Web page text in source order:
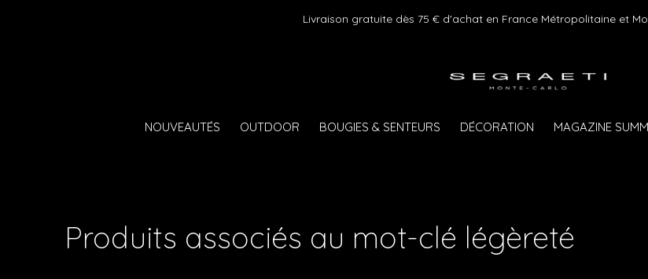
NOUVEAUTÉS OUTDOOR BOUGIES & SENTEURS DÉCORATION MAGAZINE
Livraison gratuite dès 75 € d'achat en France Métropolitaine et
Produits associés au mot-clé légèreté